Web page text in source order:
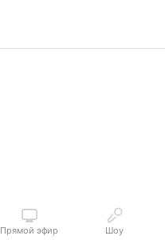
Прямой эфир Шоу